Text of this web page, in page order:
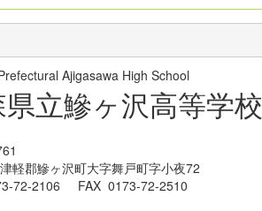
Ajigasawa High School
立鰺ヶ沢高等学校
軽郡鰺ヶ沢町大字舞戸町字小夜72
72-2106 FAX 0173-72-2510